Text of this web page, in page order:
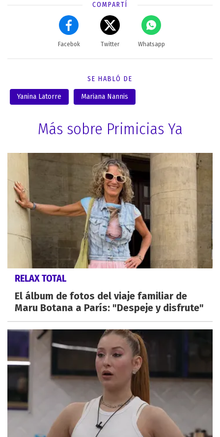
COMPARTÍ
Facebok Twitter Whatsapp
SE HABLÓ DE
Yanina Latorre Mariana Nannis
Más sobre Primicias Ya
RELAX TOTAL
El álbum de fotos del viaje familiar de
Maru Botana a París: "Despeje y disfrute"